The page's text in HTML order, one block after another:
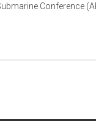
Conference